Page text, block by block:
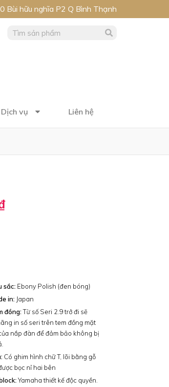
Bùi hữu nghĩa P2 Q Bình Thạnh
Dịch vụ Liên hệ
sắc: Ebony Polish (đen bóng)
in: Japan
đồng:Từ số Seri 2.9 trở đi sẽ
in số seri trên tem đồng mặt
nắp đàn để đảm bảo không bị
Có ghim hình chữ T, lõi bằng gỗ
bọc nỉ hai bên
Yamaha thiết kế độc quyền.